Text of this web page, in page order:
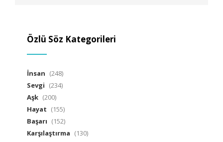
Özlü Söz Kategorileri
İnsan (248)
Sevgi (234)
Aşk (200)
Hayat (155)
Başarı (152)
Karşılaştırma (130)